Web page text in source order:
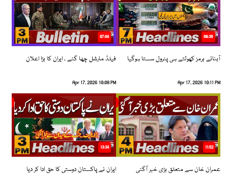
08:36
آبنائے ہرمز کھولتے ہی پٹرول سستا ہوگیا
Apr 17, 2026 10:11 PM
07:04
فیلڈ مارشل چھا گئے ، ایران کا بڑا اعلان
Apr 17, 2026 10:08 PM
11:52
عمران خان سے متعلق بڑی خبر آگئی
13:34
ایران نے پاکستان دوستی کا حق ادا کر دیا